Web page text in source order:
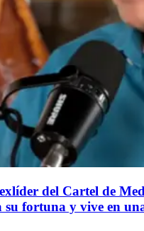
del Cartel de
fortuna y vive en